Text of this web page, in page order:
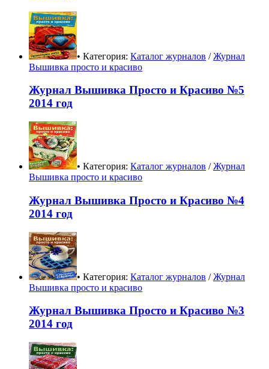
• Категория: Каталог журналов /Журнал
Вышивка просто и красиво
Журнал Вышивка Просто и Красиво №5
2014 год
• Категория: Каталог журналов /Журнал
Вышивка просто и красиво
Журнал Вышивка Просто и Красиво №4
2014 год
• Категория: Каталог журналов /Журнал
Вышивка просто и красиво
Журнал Вышивка Просто и Красиво №3
2014 год